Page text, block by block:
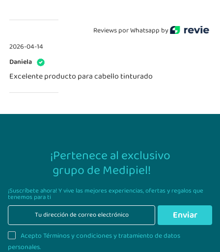
Reviews por Whatsapp by
2026-04-14
Daniela
Excelente producto para cabello tinturado
¡Pertenece al exclusivo
grupo de Medipiel!
¡Suscríbete ahora! Y vive las mejores experiencias,ofertas y regalos que
tenemos para ti
Enviar
Acepto Términos y condiciones y tratamiento de datos
personales.